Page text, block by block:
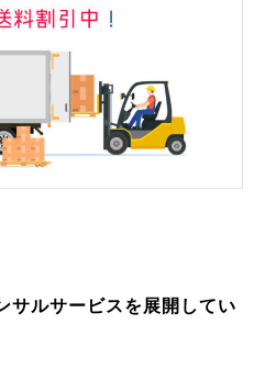
サルサービスを展開してい